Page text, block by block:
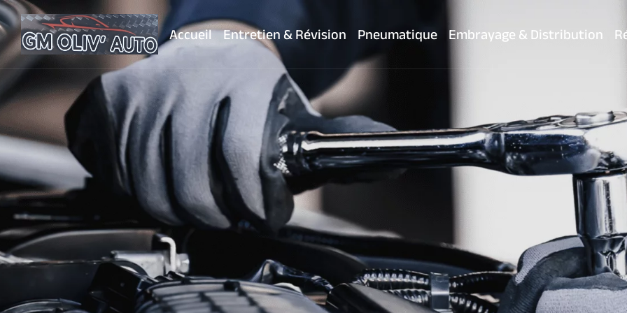
Accueil Entretien & Révision Pneumatique Embrayage & Distribution
GM Oliv' AUTO
Garage automobile à
Devis gratuit Nous appeler